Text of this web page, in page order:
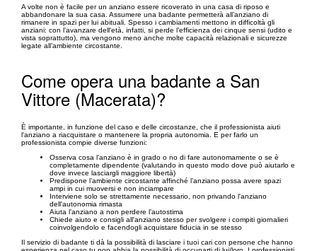
A volte non è facile per un anziano essere ricoverato in una casa di riposo e
abbandonare la sua casa. Assumere una badante permetterà all’anziano di
rimanere in spazi per lui abituali. Spesso i cambiamenti mettono in difficoltà gli
anziani: con l’avanzare dell'età, infatti, si perde l’efficienza dei cinque sensi (udito e
vista soprattutto), ma vengono meno anche molte capacità relazionali e sicurezze
legate all’ambiente circostante.
Come opera una badante a San
Vittore (Macerata)?
È importante, in funzione del caso e delle circostanze, che il professionista aiuti
l'anziano a riacquistare o mantenere la propria autonomia. E per farlo un
professionista compie diverse funzioni:
Osserva cosa l’anziano è in grado o no di fare autonomamente o se è
completamente dipendente (valutando in questo modo dove può aiutarlo e
dove invece lasciargli maggiore libertà)
Predispone l’ambiente circostante affinché l’anziano possa avere spazi
ampi in cui muoversi e non inciampare
Interviene solo se strettamente necessario, non privando l'anziano
dell'autonomia rimasta
Aiuta l’anziano a non perdere l’autostima
Chiede aiuto e consigli all'anziano stesso per svolgere i compiti giornalieri
coinvolgendolo e facendogli acquistare fiducia in se stesso
Il servizio di badante ti dà la possibilità di lasciare i tuoi cari con persone che hanno